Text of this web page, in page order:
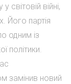
світовій війні,
Його партія
одним із
політики.
замінив новий